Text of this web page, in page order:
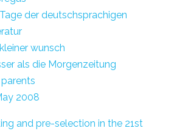
der deutschsprachigen
wunsch
als die Morgenzeitung
2008
and pre-selection in the 21st